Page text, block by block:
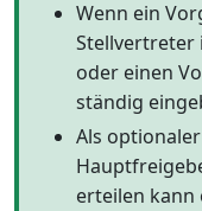
Wenn ein
Stellvertreter
oder einen
ständig
Als
erteilen kann